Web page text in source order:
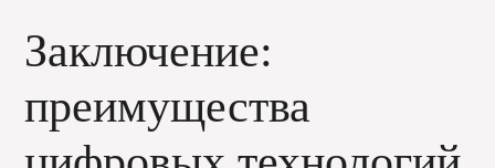
Заключение:
преимущества